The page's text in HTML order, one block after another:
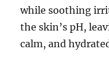
while soothing
the skin’s pH,
calm, and